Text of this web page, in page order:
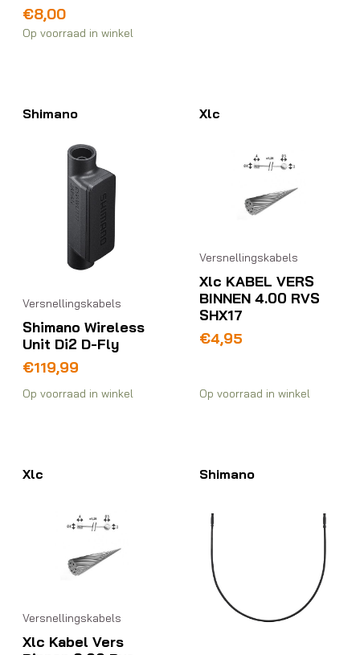
€8,00
Op voorraad in winkel
Shimano
Versnellingskabels
Shimano Wireless
Unit Di2 D-Fly
€119,99
Op voorraad in winkel
Xlc
Versnellingskabels
Xlc KABEL VERS
BINNEN 4.00 RVS
SHX17
€4,95
Op voorraad in winkel
Xlc
Versnellingskabels
Xlc Kabel Vers
Shimano